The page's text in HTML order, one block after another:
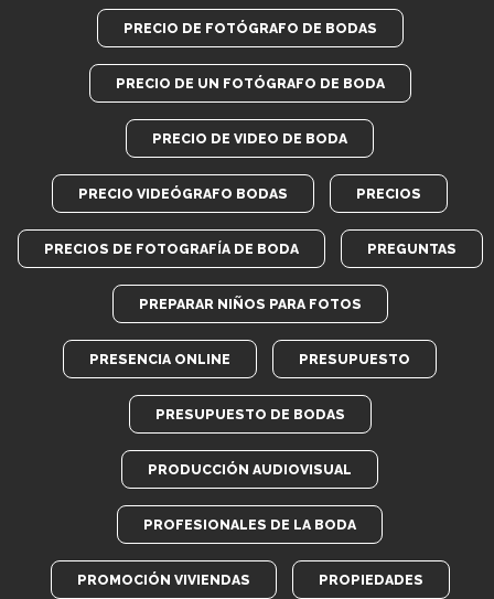
PRECIO DE FOTÓGRAFO DE BODAS
PRECIO DE UN FOTÓGRAFO DE BODA
PRECIO DE VIDEO DE BODA
PRECIO VIDEÓGRAFO BODAS PRECIOS
PRECIOS DE FOTOGRAFÍA DE BODA PREGUNTAS
PREPARAR NIÑOS PARA FOTOS
PRESENCIA ONLINE PRESUPUESTO
PRESUPUESTO DE BODAS
PRODUCCIÓN AUDIOVISUAL
PROFESIONALES DE LA BODA
PROMOCIÓN VIVIENDAS PROPIEDADES